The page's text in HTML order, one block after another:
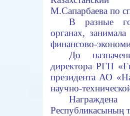
М.Сапарбаева по
В разные
органах,
финансово-
До
директора РГП
президента АО
научно-
Награждена
Республикасының